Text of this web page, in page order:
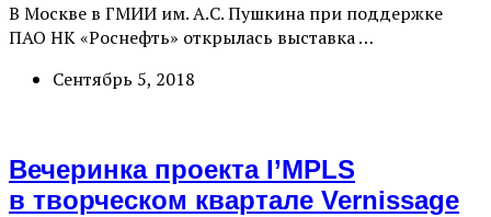
В Москве в ГМИИ им. А.С. Пушкина при поддержке
ПАО НК «Роснефть» открылась выставка …
Сентябрь 5, 2018
Вечеринка проекта I’MPLS
в творческом квартале Vernissage